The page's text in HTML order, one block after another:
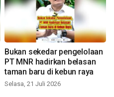
Bukan sekedar pengelolaan
PT MNR hadirkan belasan
taman baru di kebun raya
Selasa, 21 Juli 2026